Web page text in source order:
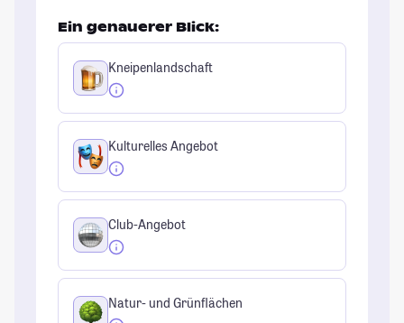
Ein genauerer Blick:
Kneipenlandschaft
Kulturelles Angebot
Club-Angebot
Natur- und Grünflächen